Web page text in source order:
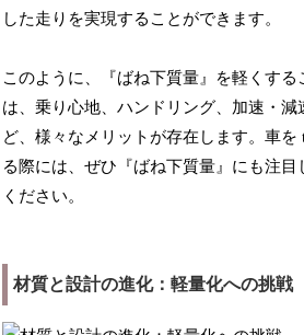
した走りを実現することができます。
このように、『ばね下質量』を軽くする
は、乗り心地、ハンドリング、加速・減
ど、様々なメリットが存在します。車を
る際には、ぜひ『ばね下質量』にも注目
ください。
材質と設計の進化：軽量化への挑戦